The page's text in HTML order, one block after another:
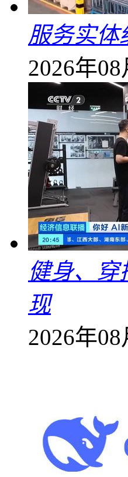
服务实体
2026年
健身、
现
2026年